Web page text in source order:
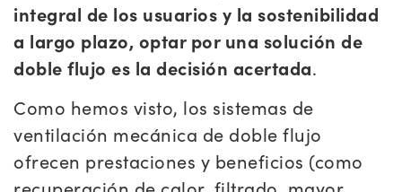
integral de los usuarios y la sostenibilidad
a largo plazo, optar por una solución de
doble flujo es la decisión acertada.
Como hemos visto, los sistemas de
ventilación mecánica de doble flujo
ofrecen prestaciones y beneficios (como